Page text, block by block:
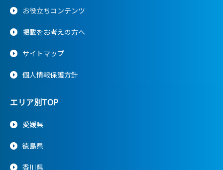
お役立ちコンテンツ
掲載をお考えの方へ
サイトマップ
個人情報保護方針
エリア別TOP
愛媛県
徳島県
香川県